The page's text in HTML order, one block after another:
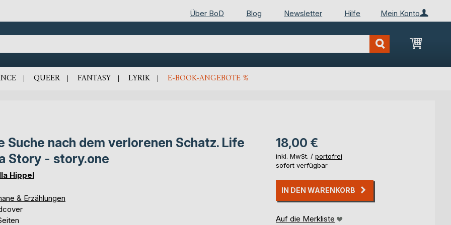
Mein Konto
Über BoD Blog Newsletter Hilfe
Mein
QUEER FANTASY LYRIK E-BOOK-ANGEBOTE %
Suche nach dem verlorenen Schatz. Life
Story - story.one
Hippel
& Erzählungen
18,00 €
inkl. MwSt. / portofrei
sofort verfügbar
IN DEN WARENKORB
Auf die Merkliste